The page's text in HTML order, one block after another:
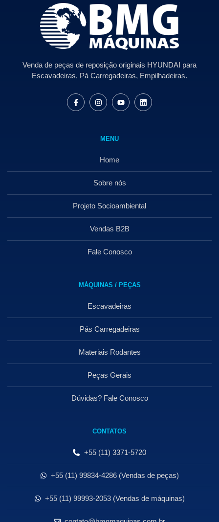
Venda de peças de reposição originais HYUNDAI para
Escavadeiras, Pá Carregadeiras, Empilhadeiras.
MENU
Home
Sobre nós
Projeto Socioambiental
Vendas B2B
Fale Conosco
MÁQUINAS / PEÇAS
Escavadeiras
Pás Carregadeiras
Materiais Rodantes
Peças Gerais
Dúvidas? Fale Conosco
CONTATOS
+55 (11) 3371-5720
+55 (11) 99834-4286 (Vendas de peças)
+55 (11) 99993-2053 (Vendas de máquinas)